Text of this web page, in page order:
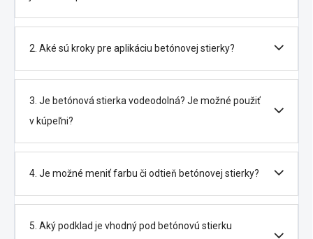
2. Aké sú kroky pre aplikáciu betónovej stierky?
3. Je betónová stierka vodeodolná? Je možné použiť
v kúpeľni?
4. Je možné meniť farbu či odtieň betónovej stierky?
5. Aký podklad je vhodný pod betónovú stierku